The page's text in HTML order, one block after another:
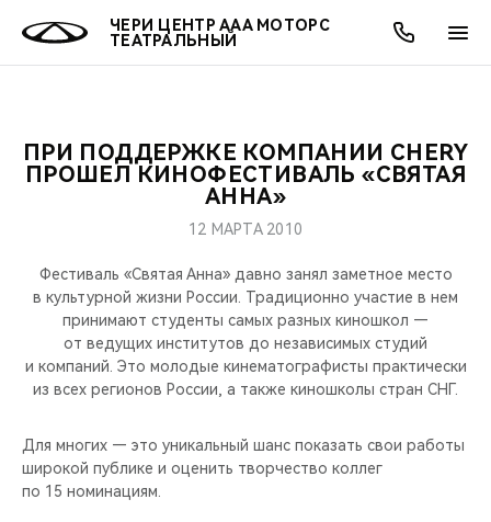
ЧЕРИ ЦЕНТР ААА МОТОРС
ТЕАТРАЛЬНЫЙ
МОДЕЛИ
СЕДАНЫ
ПОКУПАТЕЛЯМ
КРЕДИТ И СТРАХОВАНИЕ
ВЛАДЕЛЬЦАМ
ЗАПЧАСТИ И АКСЕССУАРЫ
ПОДДЕРЖКА
МИР CHERY
О БРЕНДЕ
CHERY В СОЦСЕТЯХ
БЛАГОТВОРИТЕЛЬНОСТЬ
CHERY REMOTE
АКЦИИ
ОНЛАЙН СЕРВИСЫ
КРЕДИТ
О КОМПАНИИ
МЫ В СОЦСЕТЯХ
ПРИ ПОДДЕРЖКЕ КОМПАНИИ CHERY
ПРОШЕЛ КИНОФЕСТИВАЛЬ «СВЯТАЯ
АННА»
12 МАРТА 2010
Фестиваль «Святая Анна» давно занял заметное место
в культурной жизни России. Традиционно участие в нем
принимают студенты самых разных киношкол —
от ведущих институтов до независимых студий
и компаний. Это молодые кинематографисты практически
из всех регионов России, а также киношколы стран СНГ.
Для многих — это уникальный шанс показать свои работы
широкой публике и оценить творчество коллег
по 15 номинациям.